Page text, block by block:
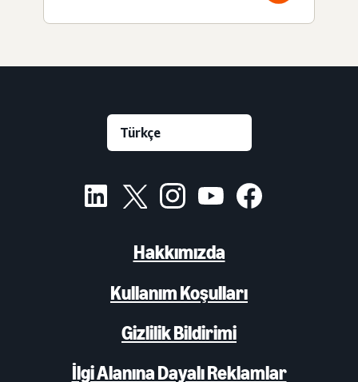
Hakkımızda
Kullanım Koşulları
Gizlilik Bildirimi
İlgi Alanına Dayalı Reklamlar